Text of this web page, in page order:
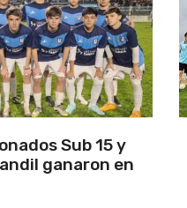
recibe a San
y el árbitro
Liuzzi